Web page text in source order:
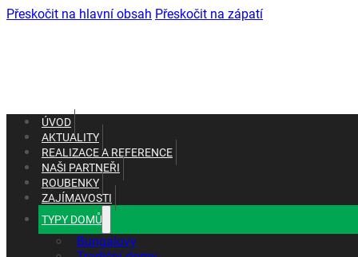
Přeskočit na hlavní obsah Přeskočit na zápatí
+420 602 661 287
+420 465 637 010
ÚVOD
AKTUALITY
REALIZACE A REFERENCE
NAŠI PARTNEŘI
ROUBENKY
ZAJÍMAVOSTI
TYPY DOMŮ
Bungalovy